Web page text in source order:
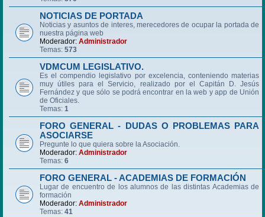
NOTICIAS DE PORTADA
Noticias y asuntos de interes, merecedores de ocupar la portada de
nuestra página web
Moderador: Administrador
Temas: 573
VDMCUM LEGISLATIVO.
Es el compendio legislativo por excelencia, conteniendo materias
muy útiles para el Servicio, realizado por el Capitán D. Jesús
Fernández y que sólo se podrá encontrar en la web y app de Unión
de Oficiales.
Temas: 1
FORO GENERAL - DUDAS O PROBLEMAS PARA
ASOCIARSE
Pregunte lo que quiera sobre la Asociación.
Moderador: Administrador
Temas: 6
FORO GENERAL - ACADEMIAS DE FORMACIÓN
Lugar de encuentro de los alumnos de las distintas Academias de
formación
Moderador: Administrador
Temas: 41